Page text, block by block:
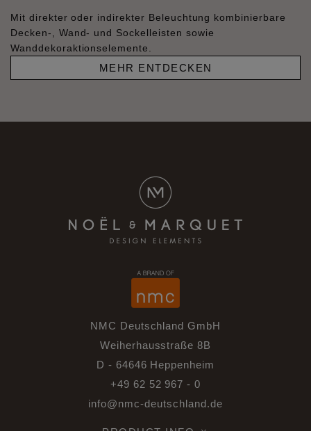
Mit direkter oder indirekter Beleuchtung kombinierbare
Decken-, Wand- und Sockelleisten sowie
Wanddekoraktionselemente.
MEHR ENTDECKEN
NMC Deutschland GmbH
Weiherhausstraße 8B
D - 64646 Heppenheim
+49 62 52 967 - 0
info@nmc-deutschland.de